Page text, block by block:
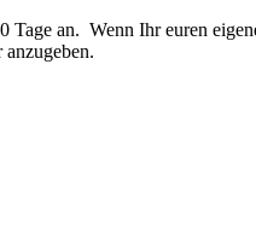
an. Wenn Ihr euren